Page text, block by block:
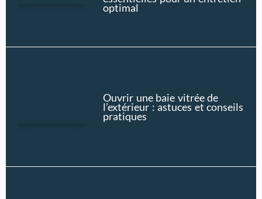
optimal
Ouvrir une baie vitrée de
l’extérieur : astuces et conseils
pratiques